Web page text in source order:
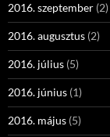
2016. szeptember (2)
2016. augusztus (2)
2016. július (5)
2016. június (1)
2016. május (5)